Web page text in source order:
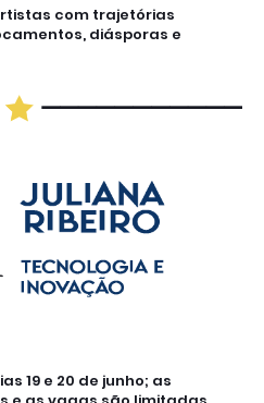
com trajetórias
diásporas e
19 e 20 de junho; as